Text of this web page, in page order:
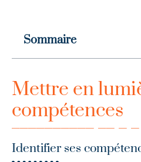
Sommaire
Mettre en
compétences
Identifier ses